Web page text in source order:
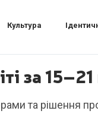
Культура
за
та рішення